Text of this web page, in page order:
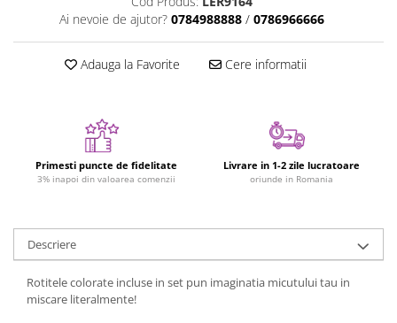
Figurine plus
Figurine
Jucarii Montessori
Jucarii cu alfabet
Jucarii cu cifre
Seturi Numberblocks
Jucarii fructe si legume
Puzzle-uri
Puzzle clasic
Ai nevoie de ajutor? 0784988888 / 0786966666
Adauga la Favorite Cere informatii
Primesti puncte de fidelitate
3% inapoi din valoarea comenzii
Livrare in 1-2 zile lucratoare
oriunde in Romania
Descriere
Rotitele colorate incluse in set pun imaginatia micutului tau in
miscare literalmente!